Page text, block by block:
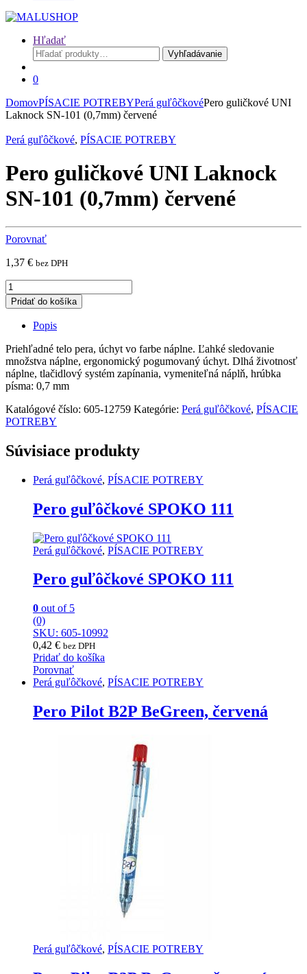
Hľadať
Hľadať:
Vyhľadávanie
0
DomovPÍSACIE POTREBYPerá guľôčkovéPero guličkové UNI
Laknock SN-101 (0,7mm) červené
Perá guľôčkové, PÍSACIE POTREBY
Pero guličkové UNI Laknock
SN-101 (0,7mm) červené
Porovnať
1,37 € bez DPH
Pero
guličkové
UNI
Laknock
101
(0,7mm)
červené
quantity
Pridať do košíka
Popis
Priehľadné telo pera, úchyt vo farbe náplne. Ľahké sledovanie
množstva náplne, ergonomický pogumovaný úchyt. Dlhá životnosť
náplne, tlačidlový systém zapínania, vymeniteľná náplň, hrúbka
písma: 0,7 mm
Katalógové číslo: 605-12759 Kategórie: Perá guľôčkové, PÍSACIE
POTREBY
Súvisiace produkty
Perá guľôčkové, PÍSACIE POTREBY
Pero guľôčkové SPOKO 111
Perá guľôčkové, PÍSACIE POTREBY
Pero guľôčkové SPOKO 111
0 out of 5
(0)
SKU: 605-10992
0,42 € bez DPH
Pridať do košíka
Porovnať
Perá guľôčkové, PÍSACIE POTREBY
Pero Pilot B2P BeGreen, červená
Perá guľôčkové, PÍSACIE POTREBY